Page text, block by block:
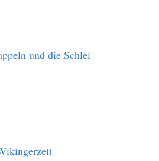
und die Schlei